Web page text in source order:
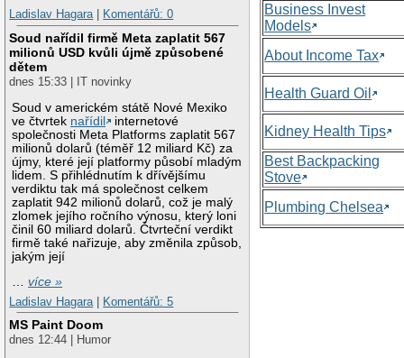
Ladislav Hagara| Komentářů: 0
Soud nařídil firmě Meta zaplatit 567
milionů USD kvůli újmě způsobené
dětem
dnes 15:33 | IT novinky
Soud v americkém státě Nové Mexiko
ve čtvrtek nařídil
internetové
společnosti Meta Platforms zaplatit 567
milionů dolarů (téměř 12 miliard Kč) za
újmy, které její platformy působí mladým
lidem. S přihlédnutím k dřívějšímu
verdiktu tak má společnost celkem
zaplatit 942 milionů dolarů, což je malý
zlomek jejího ročního výnosu, který loni
činil 60 miliard dolarů. Čtvrteční verdikt
firmě také nařizuje, aby změnila způsob,
jakým její
…více »
Ladislav Hagara
Komentářů: 5
MS Paint Doom
dnes 12:44 | Humor
Business Invest
Models
About Income Tax
Health Guard Oil
Kidney Health Tips
Best Backpacking
Stove
Plumbing Chelsea